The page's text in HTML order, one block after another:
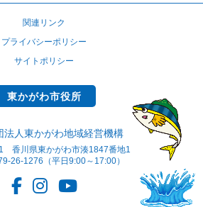
関連リンク
プライバシーポリシー
サイトポリシー
東かがわ市役所
法人東かがわ地域経営機構
香川県東かがわ市湊1847番地1
26-1276（平日9:00～17:00）